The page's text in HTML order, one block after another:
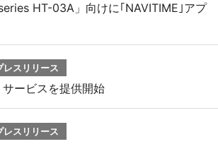
HT-03A」向けに｢NAVITIME｣アプ
レスリリース
サービスを提供開始
レスリリース